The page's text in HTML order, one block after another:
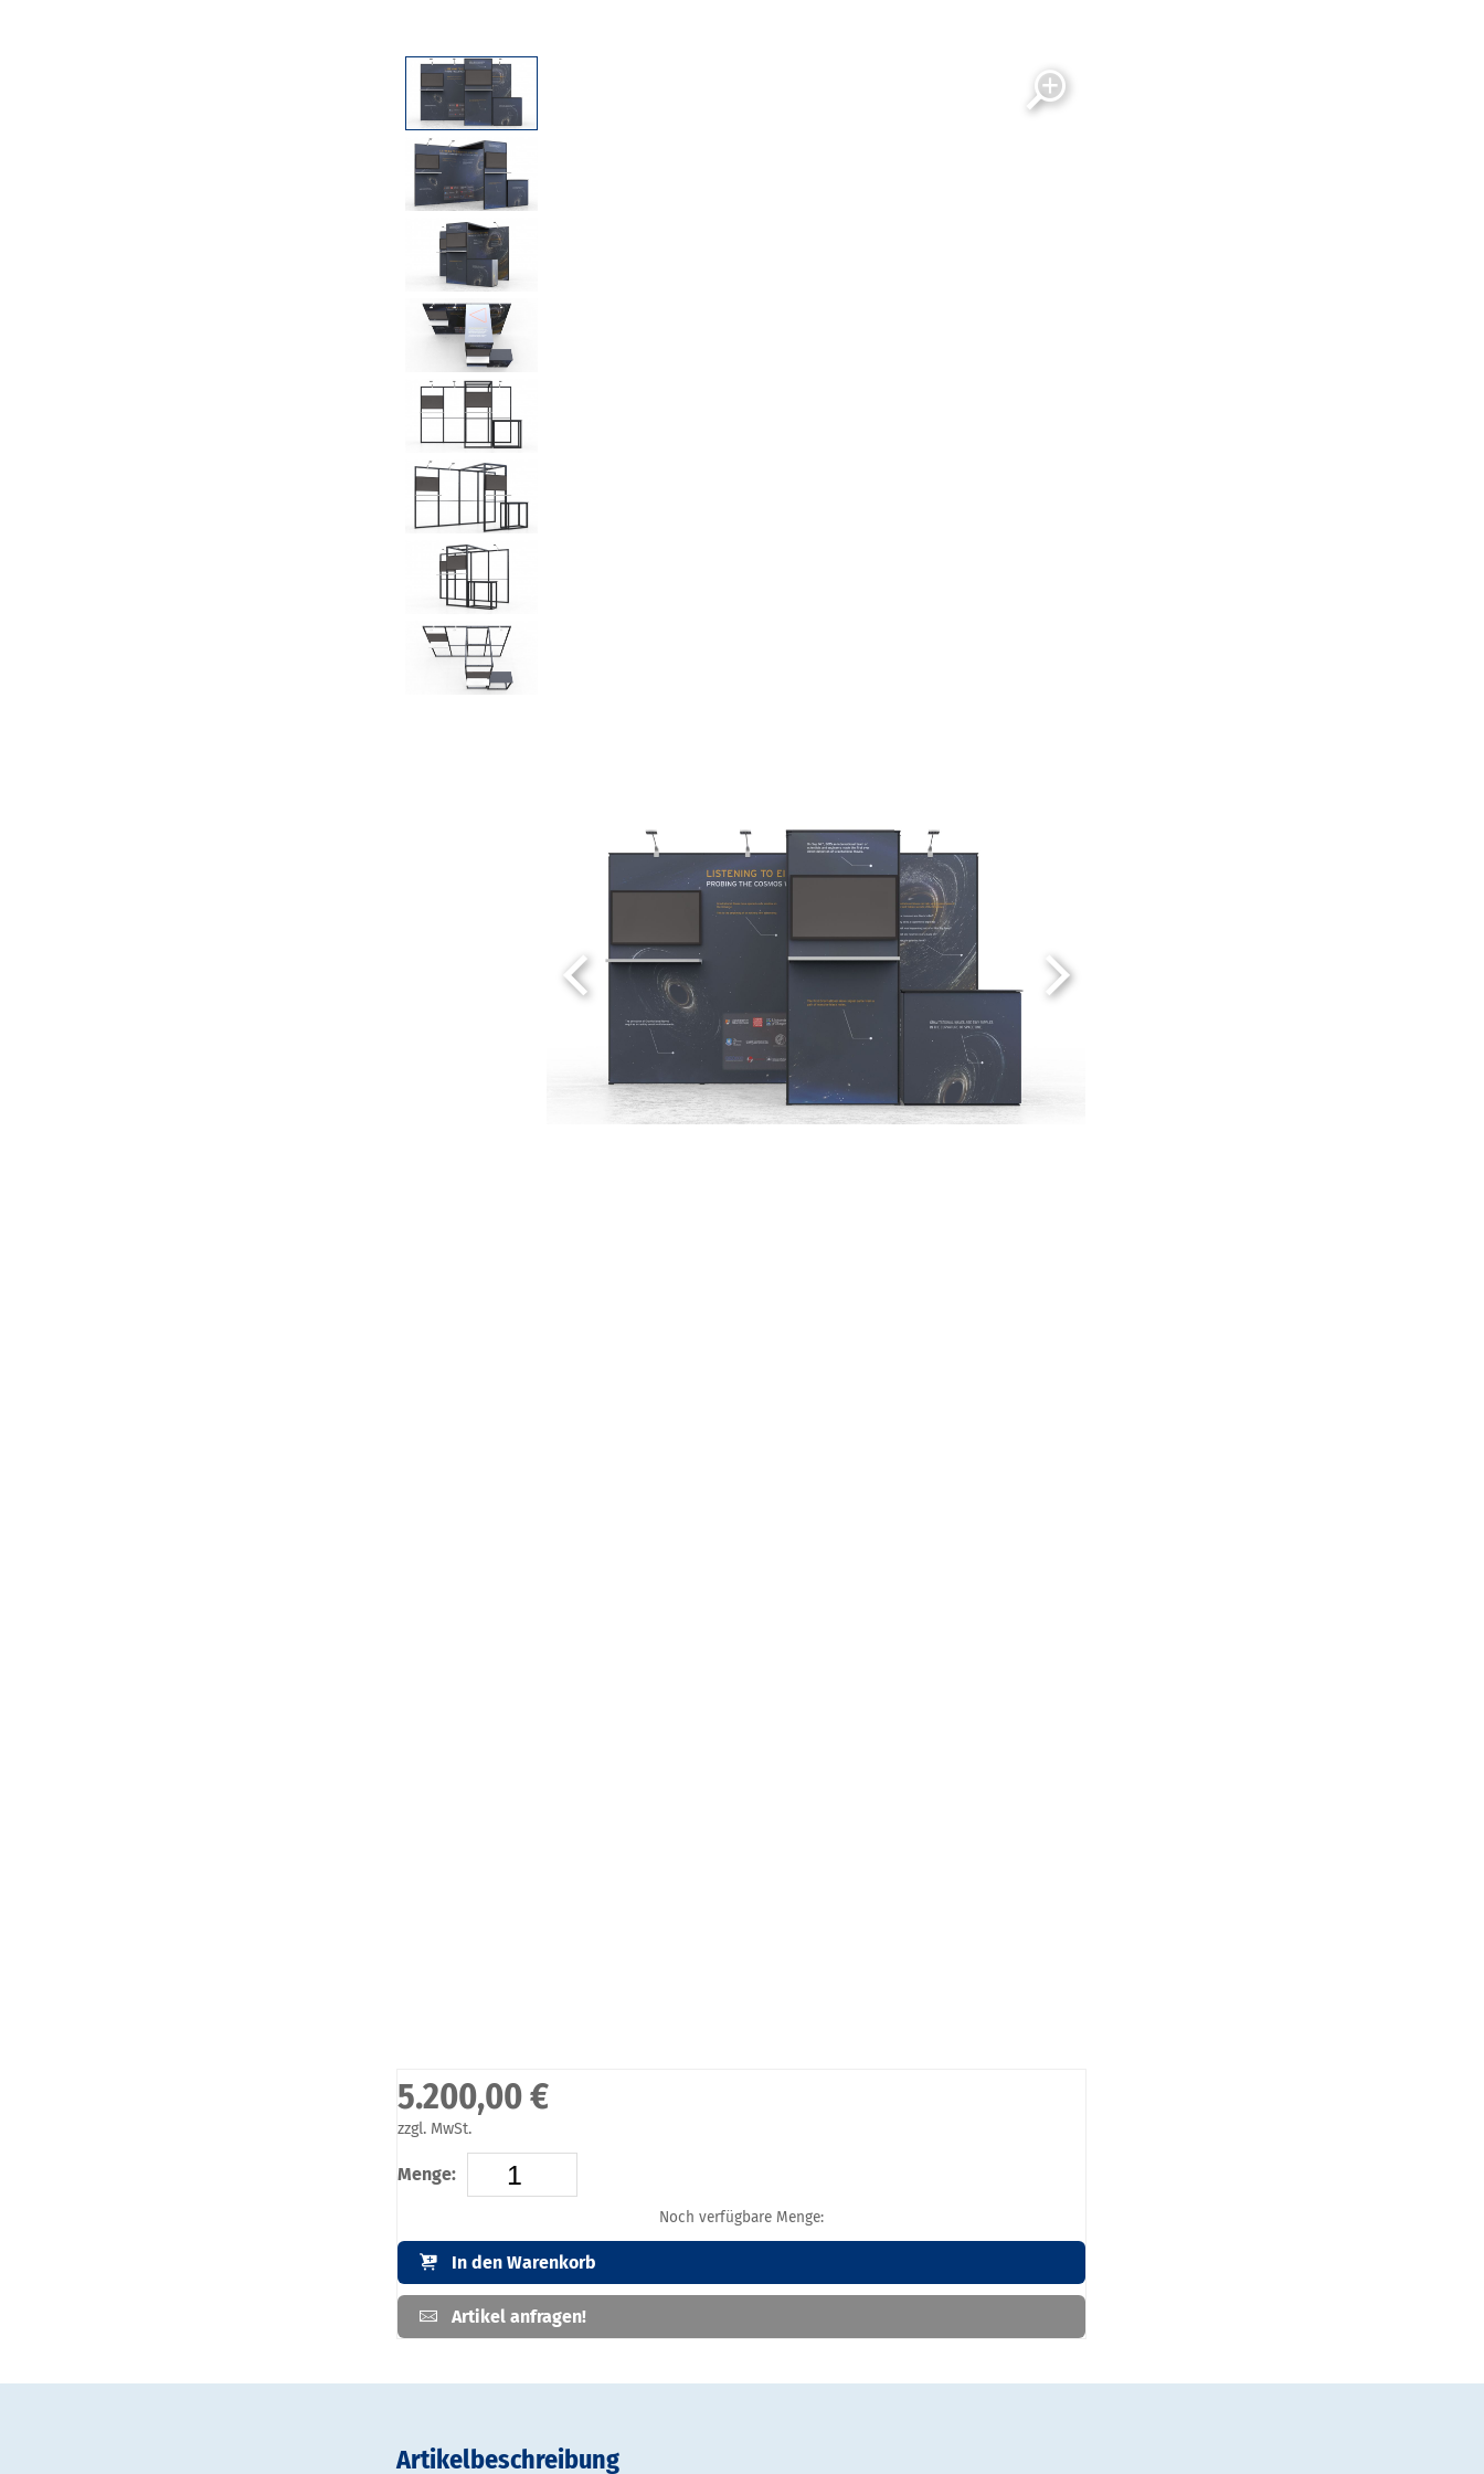
5.200,00 €
zzgl. MwSt.
Menge:
Noch verfügbare Menge:
In den Warenkorb
Artikel anfragen!
Artikelbeschreibung